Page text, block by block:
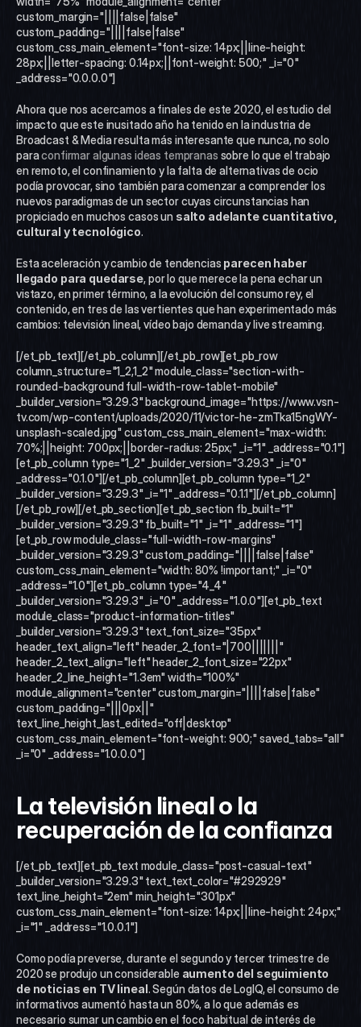
custom_margin="||||false|false"
custom_padding="||||false|false"
custom_css_main_element="font-size: 14px;||line-height:
28px;||letter-spacing: 0.14px;||font-weight: 500;" _i="0"
_address="0.0.0.0"]
Ahora que nos acercamos a finales de este 2020, el estudio del
impacto que este inusitado año ha tenido en la industria de
Broadcast & Media resulta más interesante que nunca, no solo
para confirmar algunas ideas tempranas sobre lo que el trabajo
en remoto, el confinamiento y la falta de alternativas de ocio
podía provocar, sino también para comenzar a comprender los
nuevos paradigmas de un sector cuyas circunstancias han
propiciado en muchos casos un salto adelante cuantitativo,
cultural y tecnológico.
Esta aceleración y cambio de tendencias parecen haber
llegado para quedarse, por lo que merece la pena echar un
vistazo, en primer término, a la evolución del consumo rey, el
contenido, en tres de las vertientes que han experimentado más
cambios: televisión lineal, vídeo bajo demanda y live streaming.
[/et_pb_text][/et_pb_column][/et_pb_row][et_pb_row
column_structure="1_2,1_2" module_class="section-with-
rounded-background full-width-row-tablet-mobile"
_builder_version="3.29.3" background_image="https://www.vsn-
tv.com/wp-content/uploads/2020/11/victor-he-zmTka15ngWY-
unsplash-scaled.jpg" custom_css_main_element="max-width:
70%;||height: 700px;||border-radius: 25px;" _i="1" _address="0.1"]
[et_pb_column type="1_2" _builder_version="3.29.3" _i="0"
_address="0.1.0"][/et_pb_column][et_pb_column type="1_2"
_builder_version="3.29.3" _i="1" _address="0.1.1"][/et_pb_column]
[/et_pb_row][/et_pb_section][et_pb_section fb_built="1"
_builder_version="3.29.3" fb_built="1" _i="1" _address="1"]
[et_pb_row module_class="full-width-row-margins"
_builder_version="3.29.3" custom_padding="||||false|false"
custom_css_main_element="width: 80% !important;" _i="0"
_address="1.0"][et_pb_column type="4_4"
_builder_version="3.29.3" _i="0" _address="1.0.0"][et_pb_text
module_class="product-information-titles"
_builder_version="3.29.3" text_font_size="35px"
header_text_align="left" header_2_font="|700|||||||"
header_2_text_align="left" header_2_font_size="22px"
header_2_line_height="1.3em" width="100%"
module_alignment="center" custom_margin="||||false|false"
custom_padding="|||0px||"
text_line_height_last_edited="off|desktop"
custom_css_main_element="font-weight: 900;" saved_tabs="all"
_i="0" _address="1.0.0.0"]
La televisión lineal o la
recuperación de la confianza
[/et_pb_text][et_pb_text module_class="post-casual-text"
_builder_version="3.29.3" text_text_color="#292929"
text_line_height="2em" min_height="301px"
custom_css_main_element="font-size: 14px;||line-height: 24px;"
_i="1" _address="1.0.0.1"]
Como podía preverse, durante el segundo y tercer trimestre de
2020 se produjo un considerable aumento del seguimiento
de noticias en TV lineal. Según datos de LogIQ, el consumo de
informativos aumentó hasta un 80%, a lo que además es
necesario sumar un cambio en el foco habitual de interés de